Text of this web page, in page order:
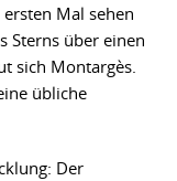
Mal sehen
Sterns über einen
sich Montargès.
übliche
Der